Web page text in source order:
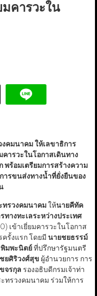
มคารวะใน
คมนาคม ให้เลขาธิการ
คารวะในโอกาสเดินทาง
พร้อมเตรียมการสร้างความ
ารขนส่งทางน้ำที่ยั่งยืนของ
ทรวงคมนาคมให้นายคีทัค
ทางทะเลระหว่างประเทศ
เข้าเยี่ยมคารวะในโอกาส
ครั้งแรก โดยมี นายชยธรรม์
มพะนิตย์ที่ปรึกษารัฐมนตรี
ชยศิริวงศ์สุข ผู้อำนวยการ การ
จรกุล รองอธิบดีกรมเจ้าท่า
ทรวงคมนาคม ร่วมให้การ